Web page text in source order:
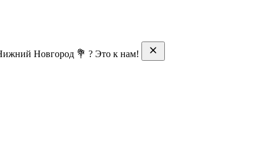
Новгород 💐 ? Это к нам!